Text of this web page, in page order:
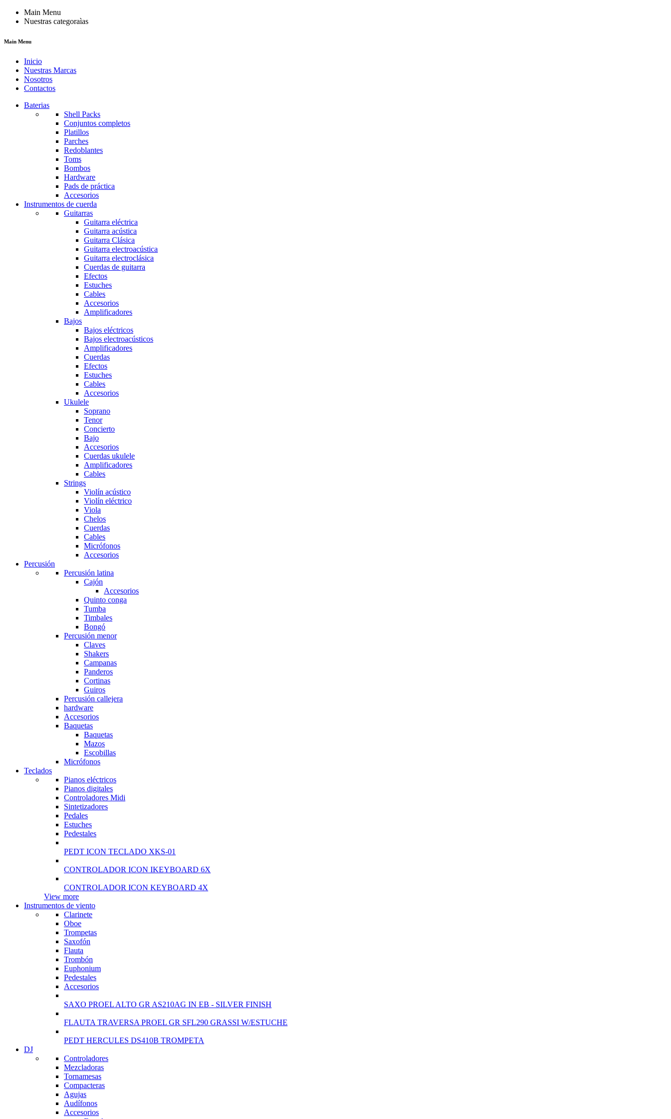
Main Menu
Nuestras categoraìas
Main Menu
Inicio
Nuestras Marcas
Nosotros
Contactos
Baterias
Shell Packs
Conjuntos completos
Platillos
Parches
Redoblantes
Toms
Bombos
Hardware
Pads de práctica
Accesorios
Instrumentos de cuerda
Guitarras
Guitarra eléctrica
Guitarra acústica
Guitarra Clásica
Guitarra electroacústica
Guitarra electroclásica
Cuerdas de guitarra
Efectos
Estuches
Cables
Accesorios
Amplificadores
Bajos
Bajos eléctricos
Bajos electroacústicos
Amplificadores
Cuerdas
Efectos
Estuches
Cables
Accesorios
Ukulele
Soprano
Tenor
Concierto
Bajo
Accesorios
Cuerdas ukulele
Amplificadores
Cables
Strings
Violín acústico
Violín eléctrico
Viola
Chelos
Cuerdas
Cables
Micrófonos
Accesorios
Percusión
Percusión latina
Cajón
Accesorios
Quinto conga
Tumba
Timbales
Bongó
Percusión menor
Claves
Shakers
Campanas
Panderos
Cortinas
Guiros
Percusión callejera
hardware
Accesorios
Baquetas
Baquetas
Mazos
Escobillas
Micrófonos
Teclados
Pianos eléctricos
Pianos digitales
Controladores Midi
Sintetizadores
Pedales
Estuches
Pedestales
PEDT ICON TECLADO XKS-01
CONTROLADOR ICON IKEYBOARD 6X
CONTROLADOR ICON KEYBOARD 4X
View more
Instrumentos de viento
Clarinete
Oboe
Trompetas
Saxofón
Flauta
Trombón
Euphonium
Pedestales
Accesorios
SAXO PROEL ALTO GR AS210AG IN EB - SILVER FINISH
FLAUTA TRAVERSA PROEL GR SFL290 GRASSI W/ESTUCHE
PEDT HERCULES DS410B TROMPETA
DJ
Controladores
Mezcladoras
Tornamesas
Compacteras
Agujas
Audífonos
Accesorios